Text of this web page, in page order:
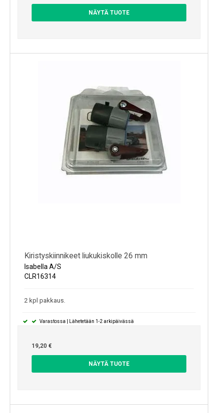
NÄYTÄ TUOTE
Kiristyskiinnikeet liukukiskolle 26 mm
Isabella A/S
CLR16314
2 kpl pakkaus.
Varastossa | Lähetetään 1-2 arkipäivässä
19,20 €
NÄYTÄ TUOTE